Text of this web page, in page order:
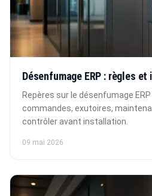
Désenfumage ERP : règles
Repères sur le désenfumage
commandes, exutoires,
contrôler avant installation.
09 mai 2026